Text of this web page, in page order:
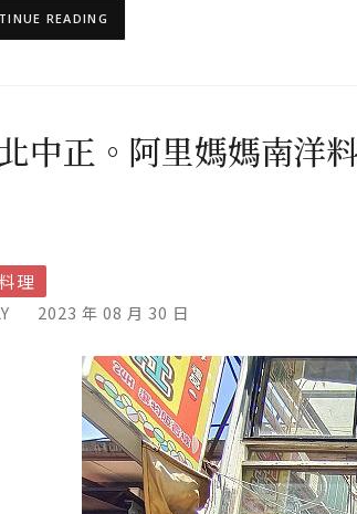
READING
中正。阿里媽媽南洋
理
2023 年 08 月 30 日